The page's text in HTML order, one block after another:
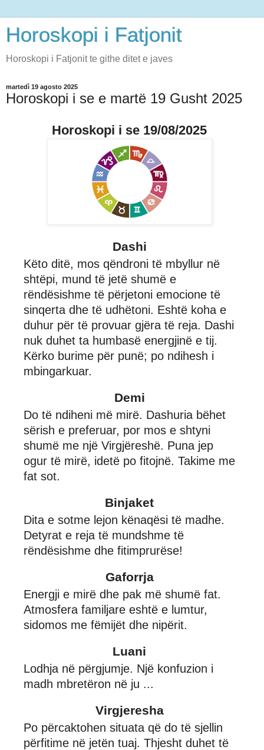
Horoskopi i Fatjonit
Horoskopi i Fatjonit te githe ditet e javes
martedì 19 agosto 2025
Horoskopi i se e martë 19 Gusht 2025
Horoskopi i se 19/08/2025
Dashi
Këto ditë, mos qëndroni të mbyllur në
shtëpi, mund të jetë shumë e
rëndësishme të përjetoni emocione të
sinqerta dhe të udhëtoni. Eshtë koha e
duhur për të provuar gjëra të reja. Dashi
nuk duhet ta humbasë energjinë e tij.
Kërko burime për punë; po ndihesh i
mbingarkuar.
Demi
Do të ndiheni më mirë. Dashuria bëhet
sërish e preferuar, por mos e shtyni
shumë me një Virgjëreshë. Puna jep
ogur të mirë, idetë po fitojnë. Takime me
fat sot.
Binjaket
Dita e sotme lejon kënaqësi të madhe.
Detyrat e reja të mundshme të
rëndësishme dhe fitimprurëse!
Gaforrja
Energji e mirë dhe pak më shumë fat.
Atmosfera familjare eshtë e lumtur,
sidomos me fëmijët dhe nipërit.
Luani
Lodhja në përgjumje. Një konfuzion i
madh mbretëron në ju ...
Virgjeresha
Po përcaktohen situata që do të sjellin
përfitime në jetën tuaj. Thjesht duhet të